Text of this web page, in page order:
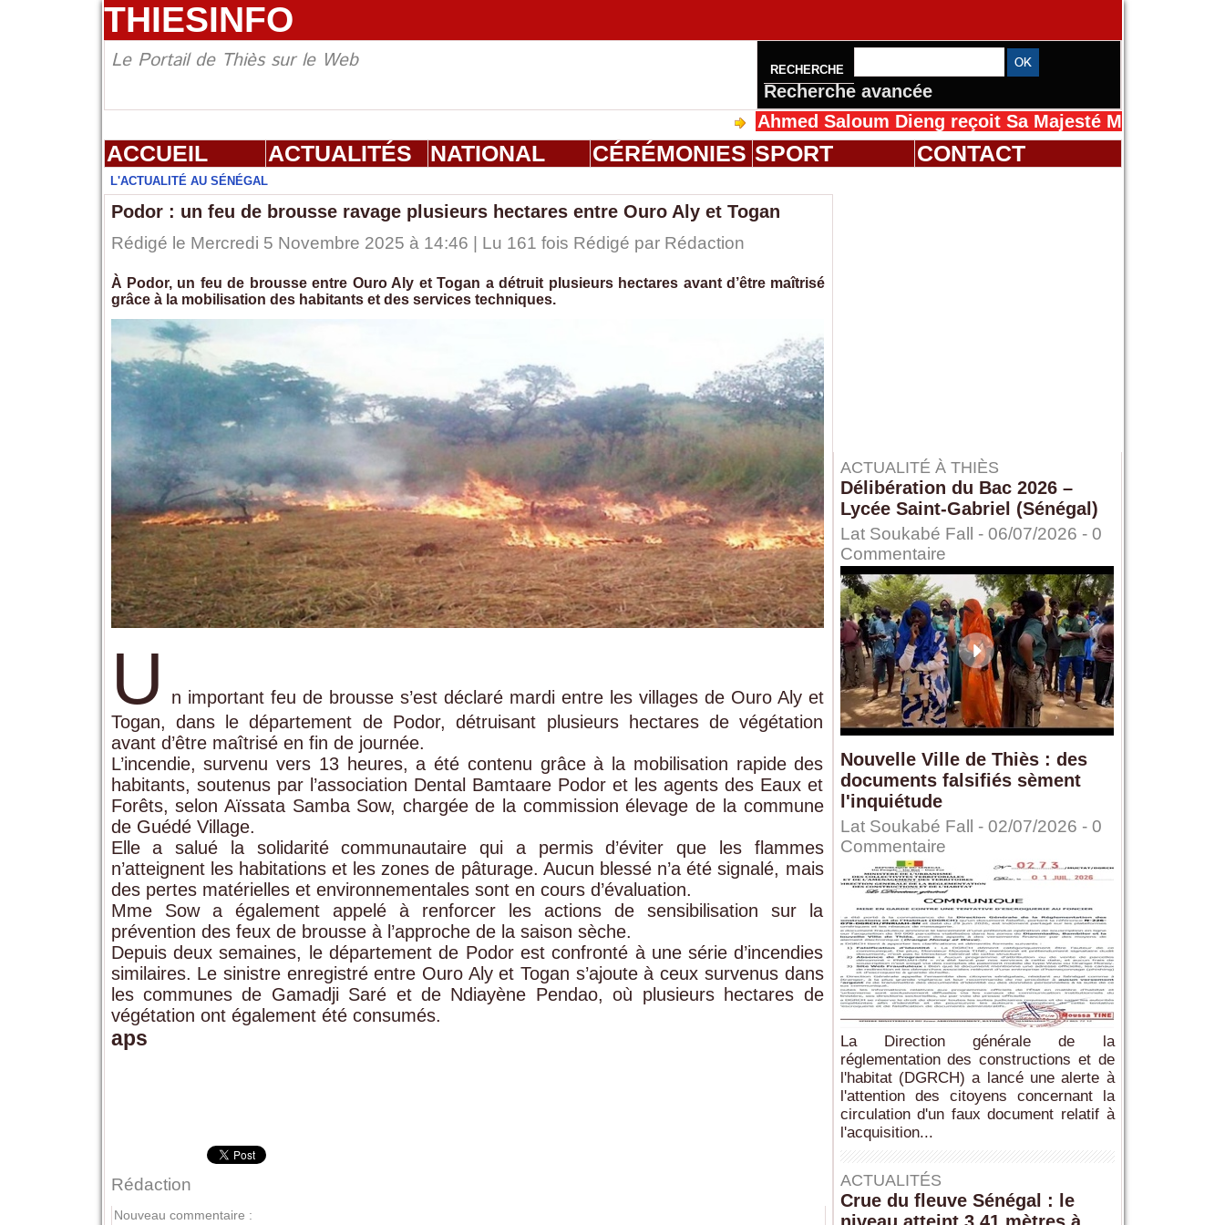
THIESINFO
Le Portail de Thiès sur le Web RECHERCHE
Recherche avancée
Ahmed Saloum Dieng reçoit Sa Majesté Mansah Cissé au
ACCUEIL ACTUALITÉS NATIONAL CÉRÉMONIES SPORT CONTACT
L'ACTUALITÉ AU SÉNÉGAL
Podor : un feu de brousse ravage plusieurs hectares entre Ouro Aly et Togan
Rédigé le Mercredi 5 Novembre 2025 à 14:46 | Lu 161 fois Rédigé par Rédaction
À Podor, un feu de brousse entre Ouro Aly et Togan a détruit plusieurs hectares avant d’être maîtrisé
grâce à la mobilisation des habitants et des services techniques.
U
n important feu de brousse s’est déclaré mardi entre les villages de Ouro Aly et
Togan, dans le département de Podor, détruisant plusieurs hectares de végétation
avant d’être maîtrisé en fin de journée.
L’incendie, survenu vers 13 heures, a été contenu grâce à la mobilisation rapide des
habitants, soutenus par l’association Dental Bamtaare Podor et les agents des Eaux et
Forêts, selon Aïssata Samba Sow, chargée de la commission élevage de la commune
de Guédé Village.
Elle a salué la solidarité communautaire qui a permis d’éviter que les flammes
n’atteignent les habitations et les zones de pâturage. Aucun blessé n’a été signalé, mais
des pertes matérielles et environnementales sont en cours d’évaluation.
Mme Sow a également appelé à renforcer les actions de sensibilisation sur la
prévention des feux de brousse à l’approche de la saison sèche.
Depuis deux semaines, le département de Podor est confronté à une série d’incendies
similaires. Le sinistre enregistré entre Ouro Aly et Togan s’ajoute à ceux survenus dans
les communes de Gamadji Saré et de Ndiayène Pendao, où plusieurs hectares de
végétation ont également été consumés.
aps
Rédaction
Nouveau commentaire :
ACTUALITÉ À THIÈS
Délibération du Bac 2026 –
Lycée Saint-Gabriel (Sénégal)
Lat Soukabé Fall - 06/07/2026 - 0
Commentaire
Nouvelle Ville de Thiès : des
documents falsifiés sèment
l'inquiétude
Lat Soukabé Fall - 02/07/2026 - 0
Commentaire
La Direction générale de la
réglementation des constructions et de
l'habitat (DGRCH) a lancé une alerte à
l'attention des citoyens concernant la
circulation d'un faux document relatif à
l'acquisition...
ACTUALITÉS
Crue du fleuve Sénégal : le